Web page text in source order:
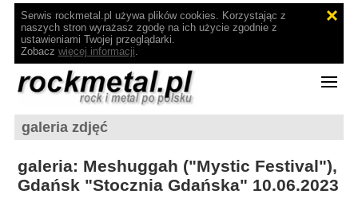
Serwis rockmetal.pl używa plików cookies. Korzystając z
naszych stron wyrażasz zgodę na ich użycie zgodnie z
ustawieniami Twojej przeglądarki.
Zobacz więcej informacji.
galeria zdjęć
galeria: Meshuggah ("Mystic Festival"),
Gdańsk "Stocznia Gdańska" 10.06.2023